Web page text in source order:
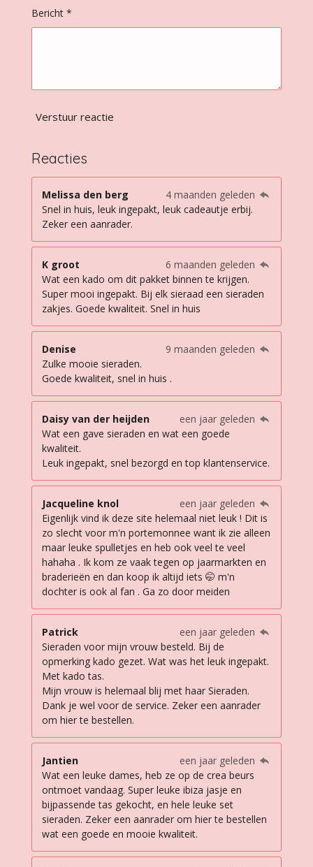
n
Bericht *
Verstuur reactie
Reacties
Melissa den berg
4 maanden geleden
Snel in huis, leuk ingepakt, leuk cadeautje erbij.
Zeker een aanrader.
K groot
6 maanden geleden
Wat een kado om dit pakket binnen te krijgen.
Super mooi ingepakt. Bij elk sieraad een sieraden
zakjes. Goede kwaliteit. Snel in huis
Denise
9 maanden geleden
Zulke mooie sieraden.
Goede kwaliteit, snel in huis .
Daisy van der heijden
een jaar geleden
Wat een gave sieraden en wat een goede
kwaliteit.
Leuk ingepakt, snel bezorgd en top klantenservice.
Jacqueline knol
een jaar geleden
Eigenlijk vind ik deze site helemaal niet leuk ! Dit is
zo slecht voor m'n portemonnee want ik zie alleen
maar leuke spulletjes en heb ook veel te veel
hahaha . Ik kom ze vaak tegen op jaarmarkten en
braderieën en dan koop ik altijd iets 🤭 m'n
dochter is ook al fan . Ga zo door meiden
Patrick
een jaar geleden
Sieraden voor mijn vrouw besteld. Bij de
opmerking kado gezet. Wat was het leuk ingepakt.
Met kado tas.
Mijn vrouw is helemaal blij met haar Sieraden.
Dank je wel voor de service. Zeker een aanrader
om hier te bestellen.
Jantien
een jaar geleden
Wat een leuke dames, heb ze op de crea beurs
ontmoet vandaag. Super leuke ibiza jasje en
bijpassende tas gekocht, en hele leuke set
sieraden. Zeker een aanrader om hier te bestellen
wat een goede en mooie kwaliteit.